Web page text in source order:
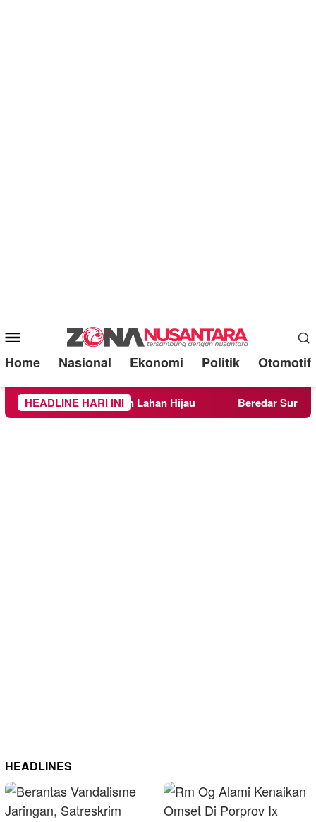
Mobile
Menu
Home Nasional Ekonomi Politik Otomotif
HEADLINE HARI INI
Target 30 Persen Lahan Hijau Beredar Surat
HEADLINES